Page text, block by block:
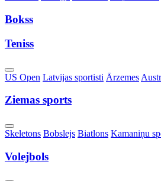
Bokss
Teniss
Toggle
Dropdown
US Open Latvijas sportisti Ārzemes
Ziemas sports
Toggle
Dropdown
Skeletons Bobslejs Biatlons Kamaniņu
Volejbols